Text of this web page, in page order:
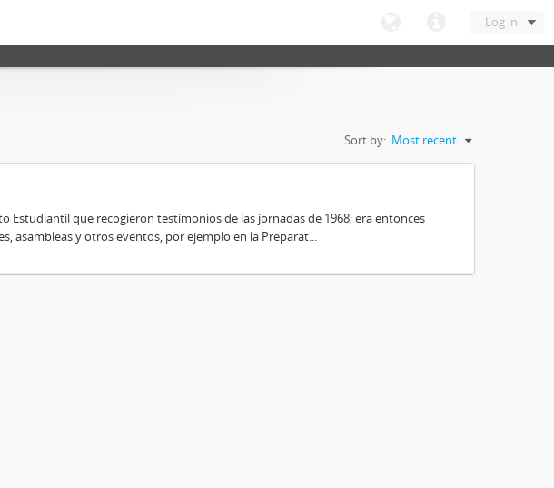
Log in
Sort by: Most recent
Estudiantil que recogieron testimonios de las jornadas de 1968; era entonces
asambleas y otros eventos, por ejemplo en la Preparat...